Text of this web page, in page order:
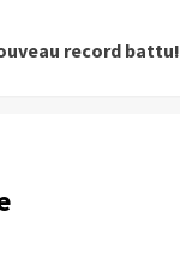
record battu!